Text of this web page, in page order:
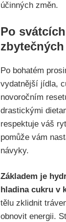
účinných změn.
Po
Po bohatém
vydatnější jídla,
novoročním
drastickými
respektuje váš
pomůže vám
návyky.
Základem je
hladina cukru v
tělu zklidnit
obnovit energii.